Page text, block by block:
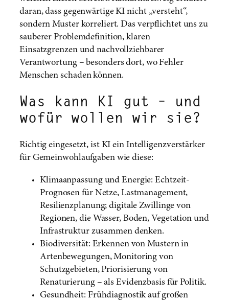
daran, dass gegenwärtige KI nicht „versteht“,
sondern Muster korreliert. Das verpflichtet uns zu
sauberer Problemdefinition, klaren
Einsatzgrenzen und nachvollziehbarer
Verantwortung – besonders dort, wo Fehler
Menschen schaden können.
Was kann KI gut – und
wofür wollen wir sie?
Richtig eingesetzt, ist KI ein Intelligenzverstärker
für Gemeinwohlaufgaben wie diese:
Klimaanpassung und Energie: Echtzeit-
Prognosen für Netze, Lastmanagement,
Resilienzplanung; digitale Zwillinge von
Regionen, die Wasser, Boden, Vegetation und
Infrastruktur zusammen denken.
Biodiversität: Erkennen von Mustern in
Artenbewegungen, Monitoring von
Schutzgebieten, Priorisierung von
Renaturierung – als Evidenzbasis für Politik.
Gesundheit: Frühdiagnostik auf großen